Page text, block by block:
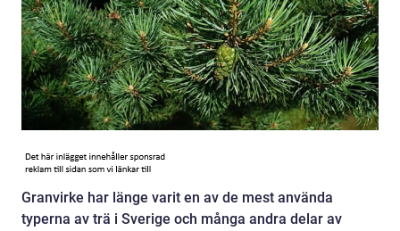
Granvirke har länge varit en av de mest använda
typerna av trä i Sverige och många andra delar av